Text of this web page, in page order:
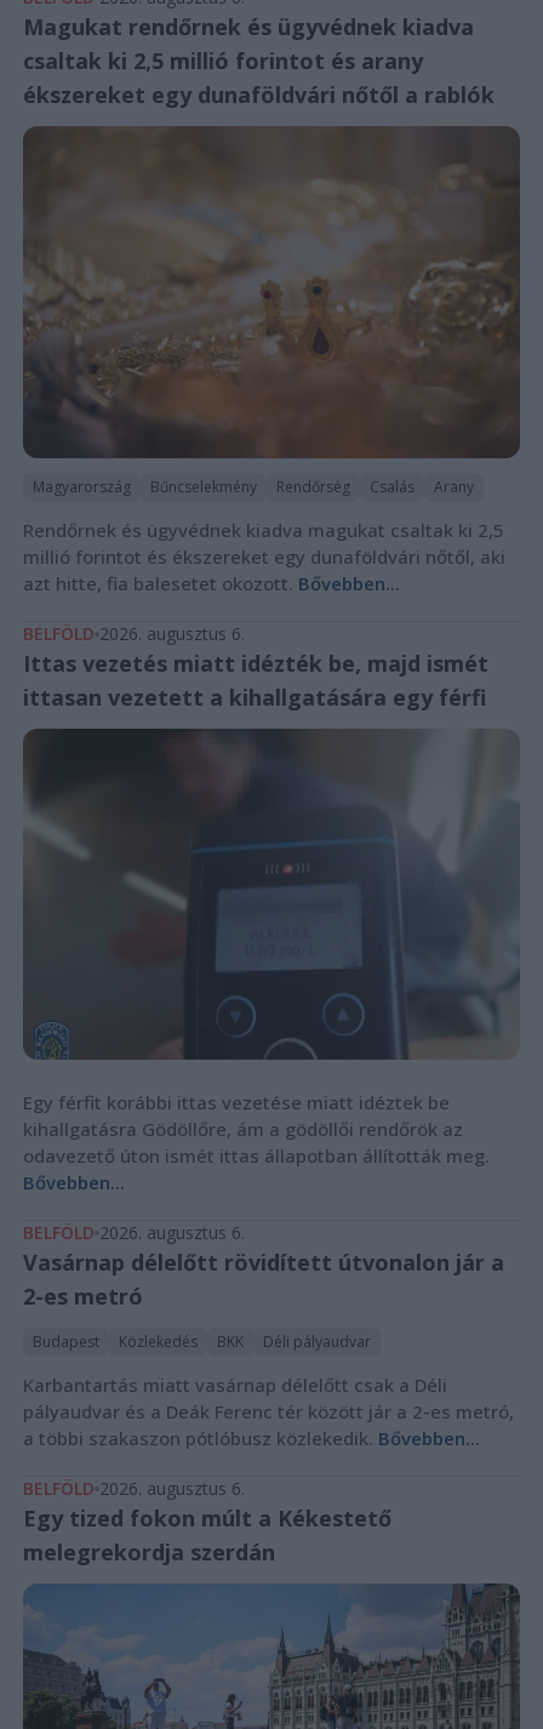
Magukat rendőrnek és ügyvédnek kiadva
csaltak ki 2,5 millió forintot és arany
ékszereket egy dunaföldvári nőtől a rablók
Magyarország Bűncselekmény Rendőrség Csalás Arany
Rendőrnek és ügyvédnek kiadva magukat csaltak ki 2,5
millió forintot és ékszereket egy dunaföldvári nőtől, aki
azt hitte, fia balesetet okozott. Bővebben...
BELFÖLD 2026. augusztus 6.
Ittas vezetés miatt idézték be, majd ismét
ittasan vezetett a kihallgatására egy férfi
Egy férfit korábbi ittas vezetése miatt idéztek be
kihallgatásra Gödöllőre, ám a gödöllői rendőrök az
odavezető úton ismét ittas állapotban állították meg.
Bővebben...
BELFÖLD 2026. augusztus 6.
Vasárnap délelőtt rövidített útvonalon jár a
2-es metró
Budapest Közlekedés BKK Déli pályaudvar
Karbantartás miatt vasárnap délelőtt csak a Déli
pályaudvar és a Deák Ferenc tér között jár a 2-es metró,
a többi szakaszon pótlóbusz közlekedik. Bővebben...
BELFÖLD 2026. augusztus 6.
Egy tized fokon múlt a Kékestető
melegrekordja szerdán